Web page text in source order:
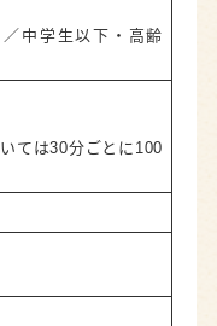
中学生以下・高齢
ては30分ごとに100